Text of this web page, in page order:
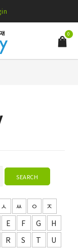
0
SEARCH
ㅅ ㅆ ㅇ
ㅈ
E F G
H
R S T
U